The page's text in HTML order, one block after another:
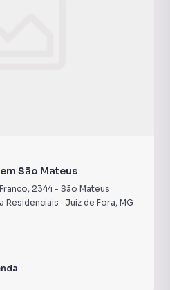
São Mateus
, 2344- São Mateus
Residenciais · Juiz de Fora, MG